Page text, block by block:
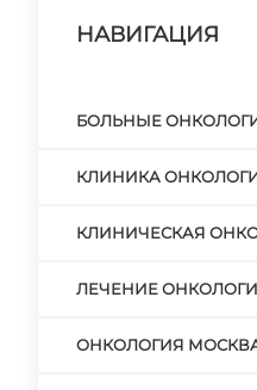
НАВИГАЦИЯ
БОЛЬНЫЕ
КЛИНИКА
КЛИНИЧЕСКАЯ
ЛЕЧЕНИЕ
ОНКОЛОГИЯ